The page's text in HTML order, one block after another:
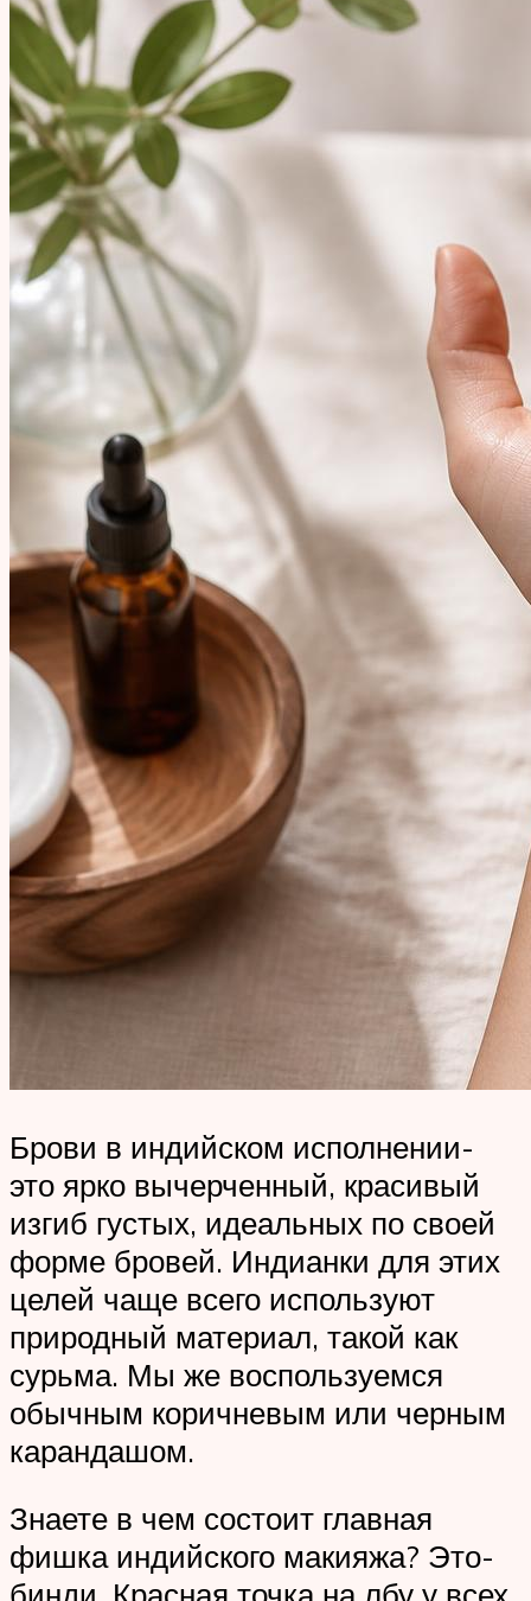
Брови в индийском исполнении-
это ярко вычерченный, красивый
изгиб густых, идеальных по своей
форме бровей. Индианки для этих
целей чаще всего используют
природный материал, такой как
сурьма. Мы же воспользуемся
обычным коричневым или черным
карандашом.
Знаете в чем состоит главная
фишка индийского макияжа? Это-